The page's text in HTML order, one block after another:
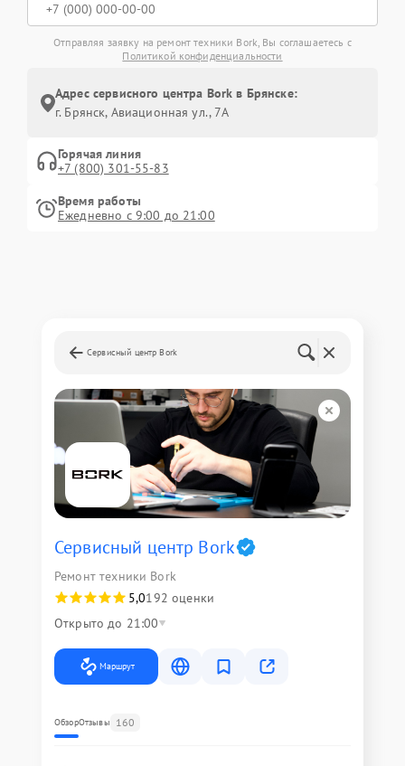
Отправляя заявку на ремонт техники Bork, Вы соглашаетесь с
Политикой конфиденциальности
Адрес сервисного центра Bork в Брянске:
г. Брянск, Авиационная ул., 7А
Горячая линия
+7 (800) 301-55-83
Время работы
Ежедневно с 9:00 до 21:00
Сервисный центр Bork
Сервисный центр Bork
Ремонт техники Bork
5,0192 оценки
Открыто до 21:00
Маршрут
ОбзорОтзывы 160